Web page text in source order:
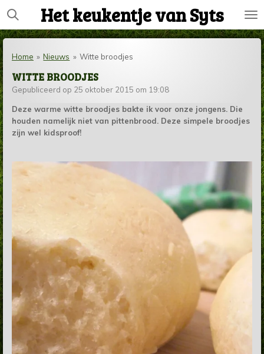
Ga
direct
naar
hoofdinhoud
Het keukentje van Syts
Home » Nieuws » Witte broodjes
WITTE BROODJES
Gepubliceerd op 25 oktober 2015 om 19:08
Deze warme witte broodjes bakte ik voor onze jongens. Die
houden namelijk niet van pittenbrood. Deze simpele broodjes
zijn wel kidsproof!